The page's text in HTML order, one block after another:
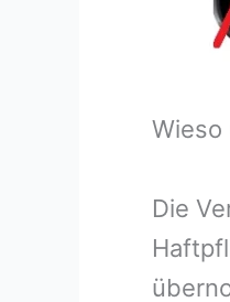
Wieso
Die